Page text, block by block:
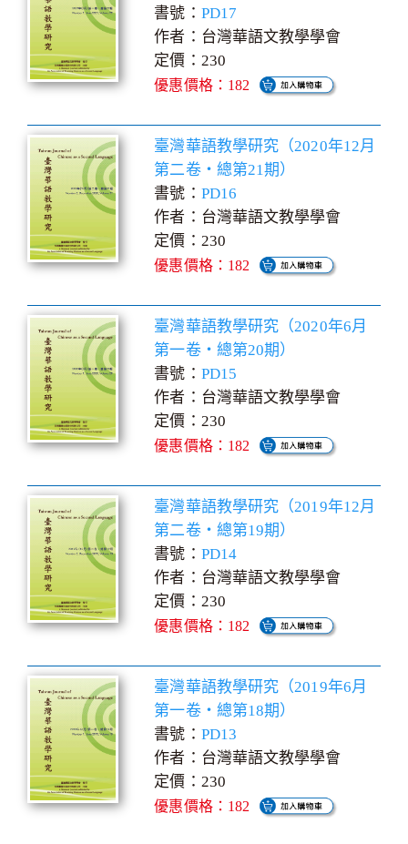
書號： PD17
作者：台灣華語文教學學會
定價：230
優惠價格：182
臺灣華語教學研究（2020年12月
第二卷‧總第21期）
書號： PD16
作者：台灣華語文教學學會
定價：230
優惠價格：182
臺灣華語教學研究（2020年6月
第一卷‧總第20期）
書號： PD15
作者：台灣華語文教學學會
定價：230
優惠價格：182
臺灣華語教學研究（2019年12月
第二卷‧總第19期）
書號： PD14
作者：台灣華語文教學學會
定價：230
優惠價格：182
臺灣華語教學研究（2019年6月
第一卷‧總第18期）
書號： PD13
作者：台灣華語文教學學會
定價：230
優惠價格：182